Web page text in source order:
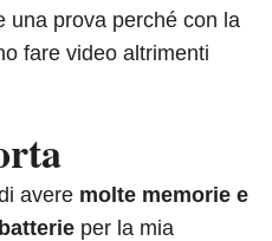
una prova perché con la
fare video altrimenti
avere molte memorie e
per la mia